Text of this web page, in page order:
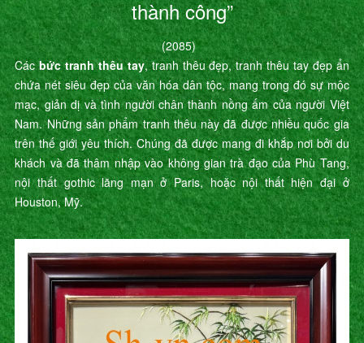
thành công”
(2085)
Cácbức tranh thêu tay, tranh thêu đẹp, tranh thêu tay đẹp ẩn
chứa nét siêu đẹp của văn hóa dân tộc, mang trong đó sự mộc
mạc, giản dị và tình người chân thành nồng ấm của người Việt
Nam. Những sản phẩm tranh thêu này đã được nhiều quốc gia
trên thế giới yêu thích. Chúng đã được mang đi khắp nơi bởi du
khách và đã thâm nhập vào không gian trà đạo của Phù Tang,
nội thất gothic lãng mạn ở Paris, hoặc nội thất hiện đại ở
Houston, Mỹ.